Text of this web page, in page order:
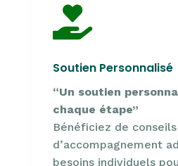

Soutien Personnalisé
“Un soutien
chaque étape”
Bénéficiez de
d’accompagnement
besoins individuels